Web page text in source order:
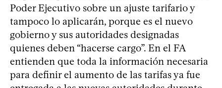
Poder Ejecutivo sobre un ajuste tarifario y
tampoco lo aplicarán, porque es el nuevo
gobierno y sus autoridades designadas
quienes deben “hacerse cargo”. En el FA
entienden que toda la información necesaria
para definir el aumento de las tarifas ya fue